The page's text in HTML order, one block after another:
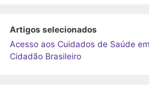
Artigos selecionados
Acesso aos Cuidados de Saúde
Cidadão Brasileiro